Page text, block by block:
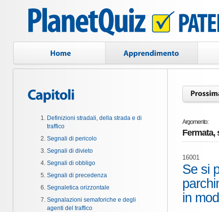
Definizioni stradali, della strada e di
traffico
Segnali di pericolo
Segnali di divieto
Segnali di obbligo
Segnali di precedenza
Segnaletica orizzontale
Segnalazioni semaforiche e degli
agenti del traffico
Argomento:
Fermata,
16001
Se si
in